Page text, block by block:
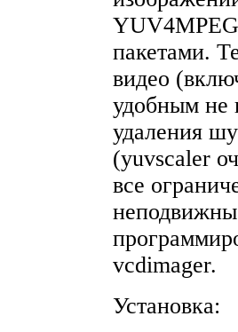
пакетами.
видео
удобным не
удаления
(yuvscaler
все
vcdimager.
Установка: